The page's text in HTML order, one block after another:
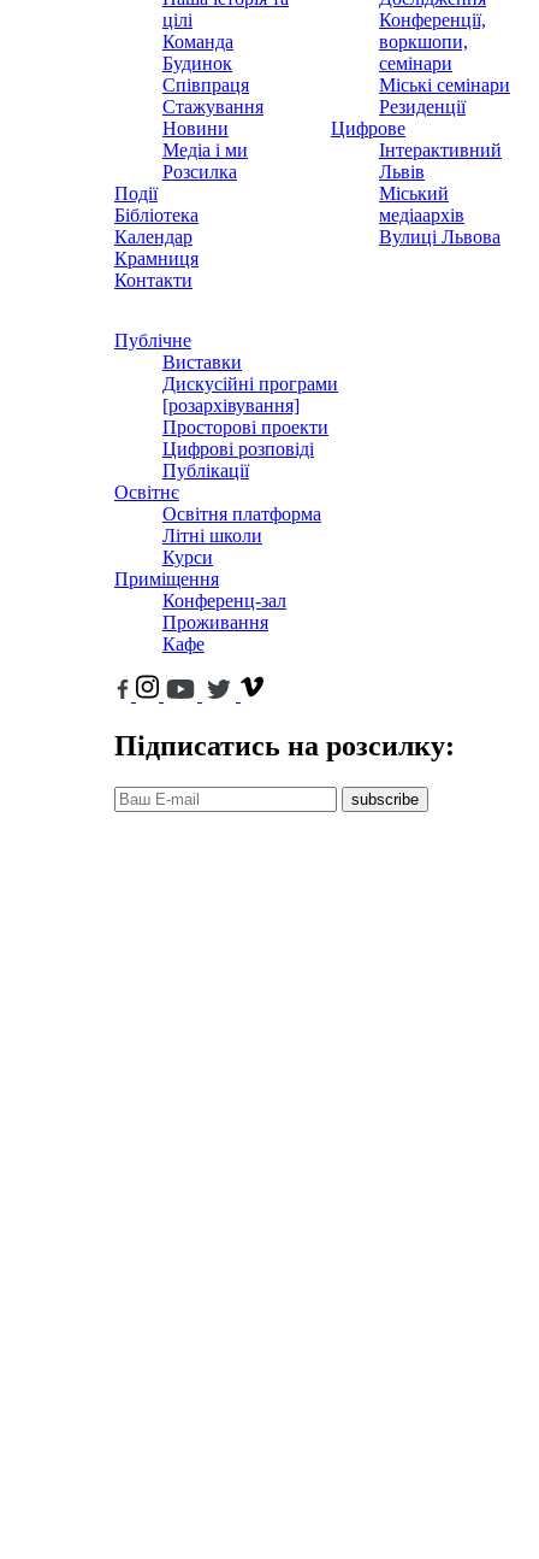
цілі
Команда
Будинок
Співпраця
Стажування
Новини
Медіа і ми
Розсилка
Події
Бібліотека
Календар
Крамниця
Контакти
Конференції,
воркшопи,
семінари
Міські семінари
Резиденції
Цифрове
Інтерактивний
Львів
Міський
медіаархів
Вулиці Львова
Публічне
Виставки
Дискусійні програми
[розархівування]
Просторові проекти
Цифрові розповіді
Публікації
Освітнє
Освітня платформа
Літні школи
Курси
Приміщення
Конференц-зал
Проживання
Кафе
Підписатись на розсилку:
subscribe